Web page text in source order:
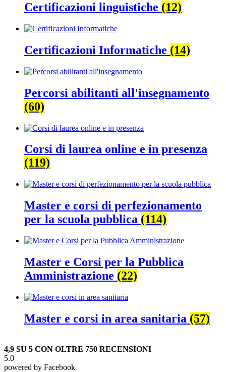
Certificazioni linguistiche (12)
Certificazioni Informatiche (14)
Percorsi abilitanti all'insegnamento
(60)
Corsi di laurea online e in presenza
(119)
Master e corsi di perfezionamento
per la scuola pubblica (114)
Master e Corsi per la Pubblica
Amministrazione (22)
Master e corsi in area sanitaria (57)
4,9 SU 5 CON OLTRE 750 RECENSIONI
5.0
powered by Facebook